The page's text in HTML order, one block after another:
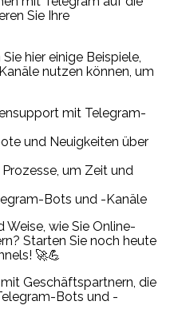
Sie Ihre
hier einige Beispiele,
nutzen können, um
mit Telegram-
und Neuigkeiten über
um Zeit und
Bots und -Kanäle
Weise, wie Sie Online-
Starten Sie noch heute
🚀💪
Geschäftspartnern, die
Bots und -